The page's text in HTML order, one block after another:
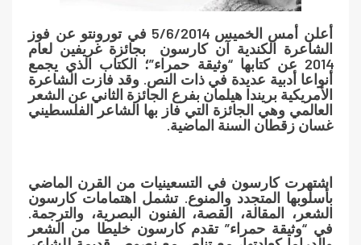
أعلن أمس الخميس 5/6/2014 في تورونتو عن فوز
الشاعرة الكندية آن كارسون بجائزة غريفين لعام
2014 عن كتابها “وثيقة حمراء”؛ الكتاب الذي يجمع
أنواعا أدبية عديدة في ذات النص. وقد فازت الشاعرة
الأمريكيةبريندا هيلمانبفرع الجائزة الثاني عن الشعر
العالمي وهي الجائزة التي فاز بها الشاعر الفلسطيني
غسان زقطان السنة الماضية.
اشتهرت كارسون في التسعينيات من القرن الماضي
بأسلوبها المتجدد والمنوع. تشمل اهتمامات كارسون
الشعر، المقالة، القصة، الفنون البصرية، والترجمة.
في “وثيقة حمراء” تقدم كارسون خليطا من الشعر